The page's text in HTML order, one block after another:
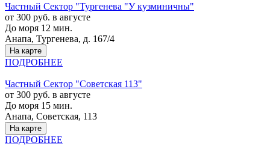
Частный Cектор "Тургенева "У кузминичны"
от 300 руб. в августе
До моря 12 мин.
Анапа, Тургенева, д. 167/4
На карте
ПОДРОБНЕЕ
Частный Cектор "Советская 113"
от 300 руб. в августе
До моря 15 мин.
Анапа, Советская, 113
На карте
ПОДРОБНЕЕ